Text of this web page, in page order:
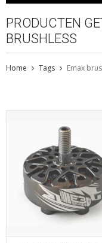
PRODUCTEN
BRUSHLESS
Home Tags Emax